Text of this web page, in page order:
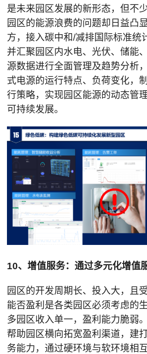
是未来园区发展的新形态，但不
园区的能源浪费的问题却日益凸
方，接入碳中和/减排国际标准统
并汇聚园区内水电、光伏、储能
源数据进行全面管理及趋势分析
式电源的运行特点、负荷变化，
行策略，实现园区能源的动态管
可持续发展。
10、增值服务：通过多元化增值
园区的开发周期长、投入大，且
能否盈利是各类园区必须考虑的
多园区收入单一，盈利能力脆弱
帮助园区横向拓宽盈利渠道，建
务能力，通过硬环境与软环境相